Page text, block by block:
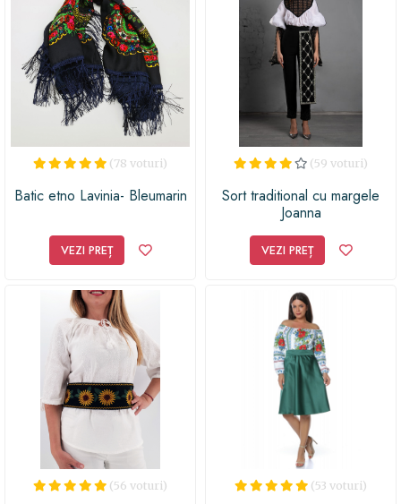
(78 voturi)
Batic etno Lavinia- Bleumarin
VEZI PREȚ
(59 voturi)
Sort traditional cu margele
Joanna
VEZI PREȚ
(56 voturi) (53 voturi)